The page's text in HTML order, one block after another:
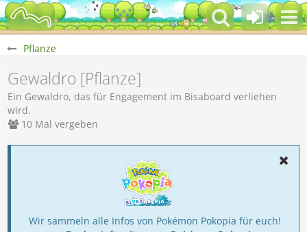
Pflanze
Gewaldro [Pflanze]
Ein Gewaldro, das für Engagement im Bisaboard verliehen
wird.
10 Mal vergeben
Wir sammeln alle Infos von Pokémon Pokopia für euch!